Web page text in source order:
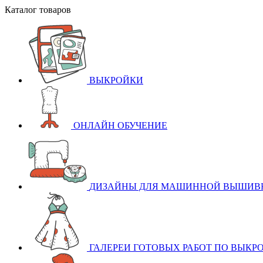
Каталог товаров
ВЫКРОЙКИ
ОНЛАЙН ОБУЧЕНИЕ
ДИЗАЙНЫ ДЛЯ МАШИННОЙ
ГАЛЕРЕИ ГОТОВЫХ РАБОТ ПО